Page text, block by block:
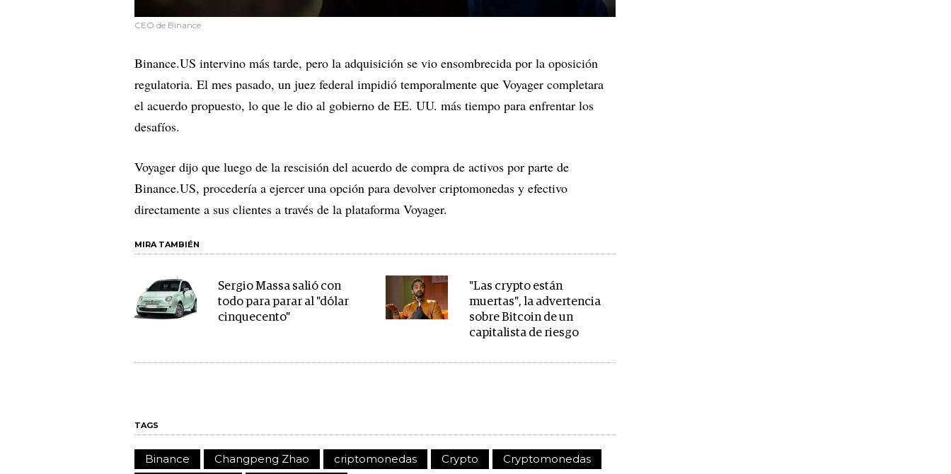
CEO de Binance
Binance.US intervino más tarde, pero la adquisición se vio ensombrecida por la oposición
regulatoria. El mes pasado, un juez federal impidió temporalmente que Voyager completara
el acuerdo propuesto, lo que le dio al gobierno de EE. UU. más tiempo para enfrentar los
desafíos.
Voyager dijo que luego de la rescisión del acuerdo de compra de activos por parte de
Binance.US, procedería a ejercer una opción para devolver criptomonedas y efectivo
directamente a sus clientes a través de la plataforma Voyager.
MIRA TAMBIÉN
Sergio Massa salió con
todo para parar al "dólar
cinquecento"
"Las crypto están
muertas", la advertencia
sobre Bitcoin de un
capitalista de riesgo
TAGS
Binance Changpeng Zhao criptomonedas Crypto
Cryptomonedas